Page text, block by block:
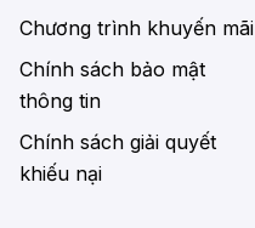
Chương trình khuyến mãi
Chính sách bảo mật
thông tin
Chính sách giải quyết
khiếu nại